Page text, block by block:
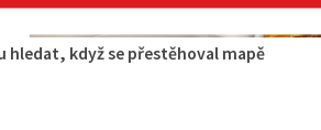
hledat, když se přestěhoval mapě